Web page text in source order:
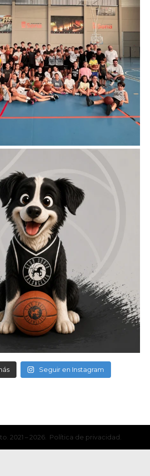
Seguir en Instagram
2021 – 2026. Política de privacidad.